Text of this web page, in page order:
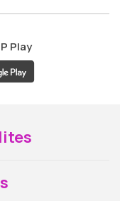
Play